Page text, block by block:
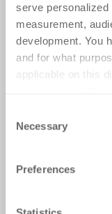
serve personalized
measurement,
development. You
and for what
applicable on this
the Privacy trigger
Find out more
and set your
We use cookies to
Selection
Necessary
Preferences
Homaris
neuen
Hotel |
einem
Modernes ...